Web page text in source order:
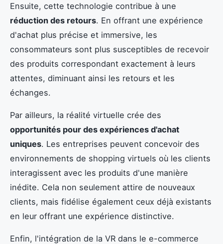
Ensuite, cette technologie contribue à une
réduction des retours. En offrant une expérience
d'achat plus précise et immersive, les
consommateurs sont plus susceptibles de recevoir
des produits correspondant exactement à leurs
attentes, diminuant ainsi les retours et les
échanges.
Par ailleurs, la réalité virtuelle crée des
opportunités pour des expériences d'achat
uniques. Les entreprises peuvent concevoir des
environnements de shopping virtuels où les clients
interagissent avec les produits d'une manière
inédite. Cela non seulement attire de nouveaux
clients, mais fidélise également ceux déjà existants
en leur offrant une expérience distinctive.
Enfin, l'intégration de la VR dans le e-commerce